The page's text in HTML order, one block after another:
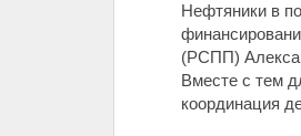
Нефтяники в
(РСПП)
Вместе с тем
координация